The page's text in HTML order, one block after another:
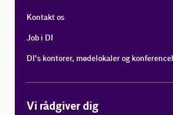
Kontakt os
Job i DI
DI's kontorer, mødelokaler og
Vi rådgiver dig